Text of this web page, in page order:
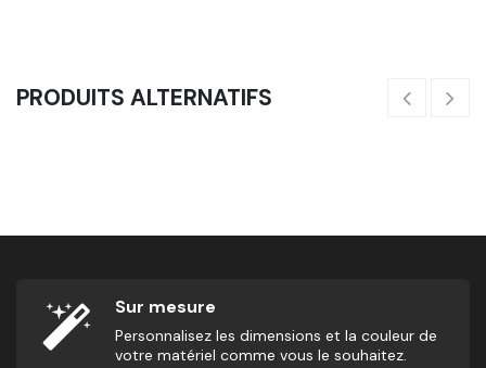
PRODUITS ALTERNATIFS
Sur mesure
Personnalisez les dimensions et la couleur de
votre matériel comme vous le souhaitez.